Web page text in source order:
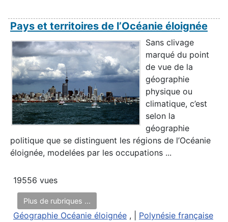
Pays et territoires de l’Océanie éloignée
Sans clivage
marqué du point
de vue de la
géographie
physique ou
climatique, c’est
selon la
géographie
politique que se distinguent les régions de l’Océanie
éloignée, modelées par les occupations ...
19556 vues
Plus de rubriques ...
Géographie Océanie éloignée , | Polynésie française